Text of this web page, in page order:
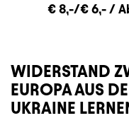
Zusatzinformation
€ 8,-/€ 6,- /
WIDERSTAND
EUROPA AUS
UKRAINE